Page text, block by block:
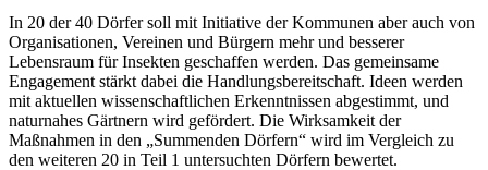
In 20 der 40 Dörfer soll mit Initiative der Kommunen aber auch von
Organisationen, Vereinen und Bürgern mehr und besserer
Lebensraum für Insekten geschaffen werden. Das gemeinsame
Engagement stärkt dabei die Handlungsbereitschaft. Ideen werden
mit aktuellen wissenschaftlichen Erkenntnissen abgestimmt, und
naturnahes Gärtnern wird gefördert. Die Wirksamkeit der
Maßnahmen in den „Summenden Dörfern“ wird im Vergleich zu
den weiteren 20 in Teil 1 untersuchten Dörfern bewertet.